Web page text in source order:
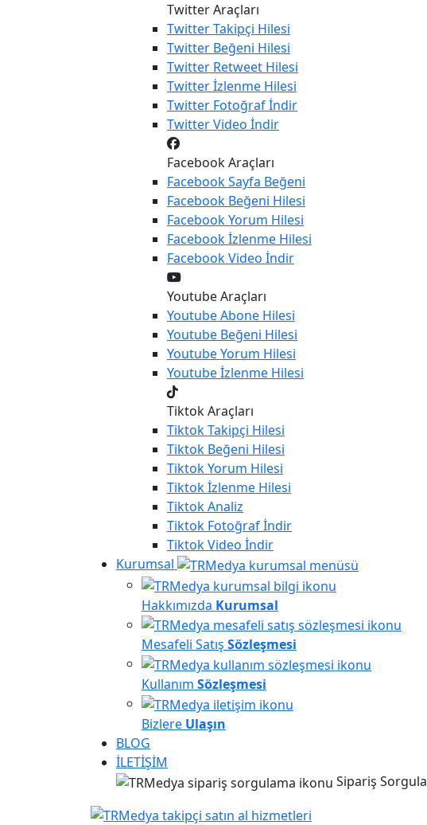
Twitter Araçları
TwitterTakipçi Hilesi
Twitter Beğeni Hilesi
Twitter Retweet Hilesi
Twitterİzlenme Hilesi
Twitter Fotoğraf İndir
TwitterVideo İndir
Facebook Araçları
FacebookSayfa Beğeni
Facebook Beğeni Hilesi
FacebookYorum Hilesi
Facebookİzlenme Hilesi
FacebookVideo İndir
Youtube Araçları
YoutubeAbone Hilesi
Youtube Beğeni Hilesi
YoutubeYorum Hilesi
Youtubeİzlenme Hilesi
Tiktok Araçları
TiktokTakipçi Hilesi
Tiktok Beğeni Hilesi
TiktokYorum Hilesi
Tiktokİzlenme Hilesi
TiktokAnaliz
Tiktok Fotoğraf İndir
TiktokVideo İndir
Kurumsal
Hakkımızda Kurumsal
Mesafeli Satış Sözleşmesi
Kullanım Sözleşmesi
Bizlere Ulaşın
BLOG
İLETİŞİM
Sipariş Sorgula